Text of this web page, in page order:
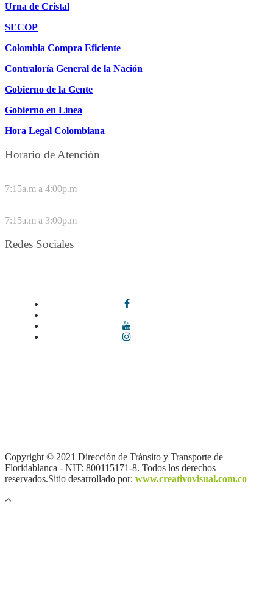
Urna de Cristal
SECOP
Colombia Compra Eficiente
Contraloría General de la Nación
Gobierno de la Gente
Gobierno en Línea
Hora Legal Colombiana
Horario de Atención
7:15a.m a 4:00p.m
7:15a.m a 3:00p.m
Redes Sociales
Copyright © 2021 Dirección de Tránsito y Transporte de
Floridablanca - NIT: 800115171-8. Todos los derechos
reservados.Sitio desarrollado por: www.creativovisual.com.co